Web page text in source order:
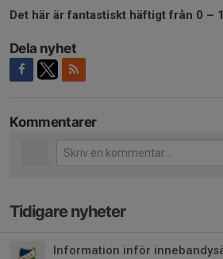
Det här är fantastiskt häftigt från 0 –
Dela nyhet
Kommentarer
Tidigare nyheter
Information inför